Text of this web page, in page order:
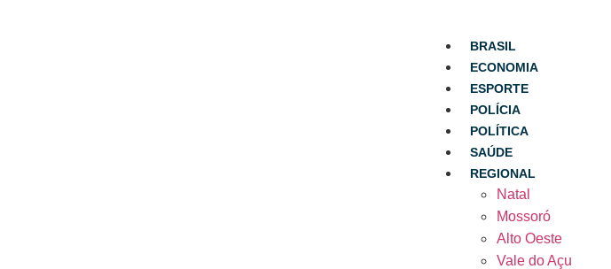
BRASIL
ECONOMIA
ESPORTE
POLÍCIA
POLÍTICA
SAÚDE
REGIONAL
Natal
Mossoró
Alto Oeste
Vale do Açu